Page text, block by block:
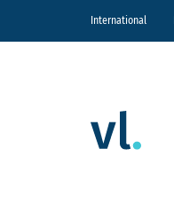
International